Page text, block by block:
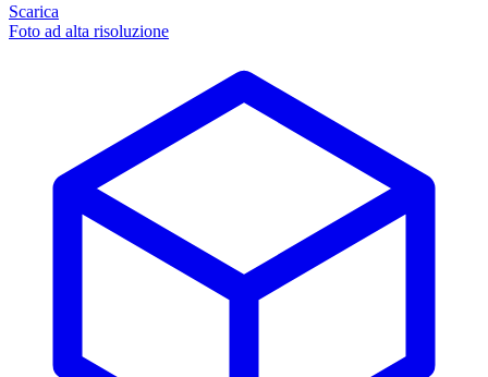
Scarica
Foto ad alta risoluzione